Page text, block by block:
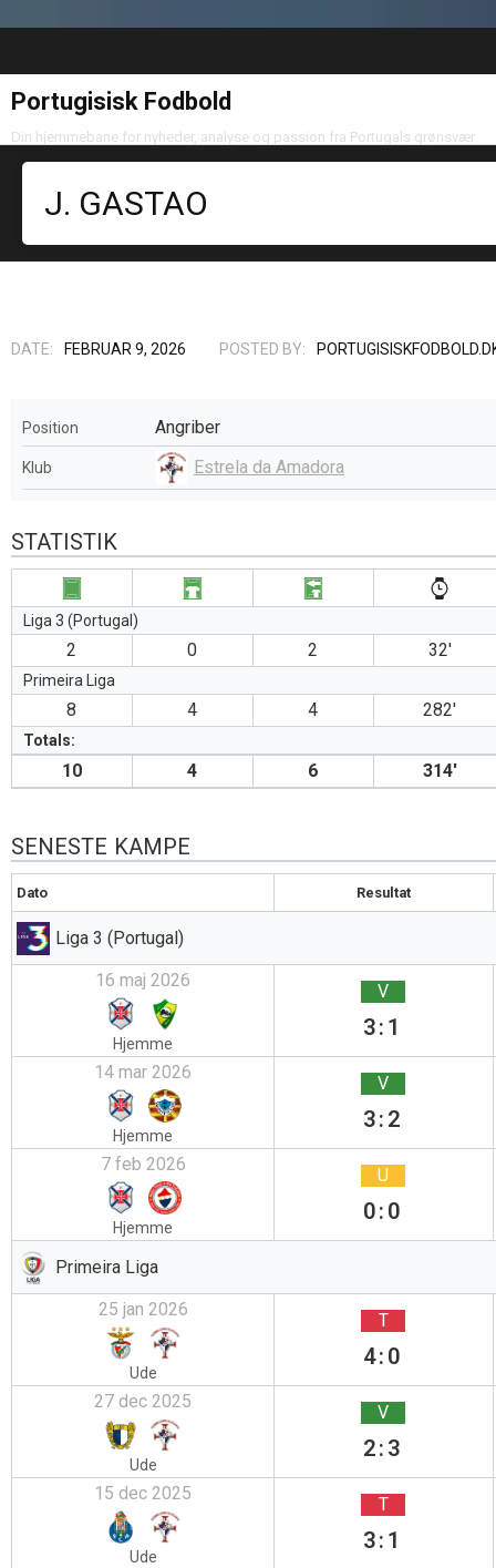
Portugisisk Fodbold
Din hjemmebane for nyheder, analyse og passion fra Portugals grønsvær
J. GASTAO
DATE: FEBRUAR 9, 2026 POSTED BY:
Position Angriber
Klub Estrela da Amadora
STATISTIK
Liga 3 (Portugal)
2 0 2 32′
Primeira Liga
8 4 4 282′
Totals:
10 4 6 314′
SENESTE KAMPE
Dato Resultat
Liga 3 (Portugal)
16 maj 2026
Hjemme
V
3:1
14 mar 2026
Hjemme
V
3:2
7 feb 2026
Hjemme
U
0:0
Primeira Liga
25 jan 2026
Ude
T
4:0
27 dec 2025
Ude
V
2:3
15 dec 2025
Ude
T
3:1